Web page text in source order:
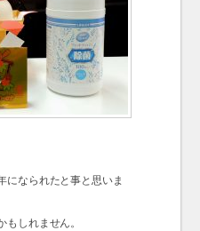
になられたと事と思いま
しれません。